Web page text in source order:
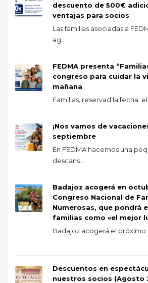
descuento de 500€
ventajas para socios
Las familias asociadas a
ag...
FEDMA presenta
congreso para cuidar la
mañana
Familias, reservad la fecha:
¡Nos vamos de
septiembre
En FEDMA hacemos una
descans...
Badajoz acogerá en
Congreso Nacional de
Numerosas, que pondrá
familias como «el mejor
Badajoz acogerá el próximo
Descuentos en
nuestros socios (Agosto